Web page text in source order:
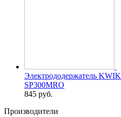
Электрододержатель
SP300MRO
845 руб.
Производители